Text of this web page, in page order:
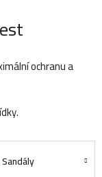
ochranu a
Sandály